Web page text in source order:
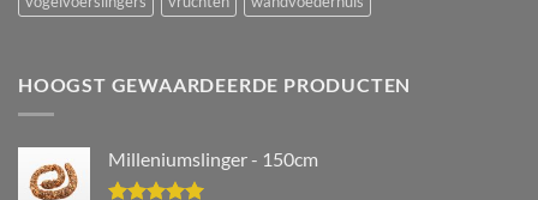
HOOGST GEWAARDEERDE PRODUCTEN
Milleniumslinger - 150cm